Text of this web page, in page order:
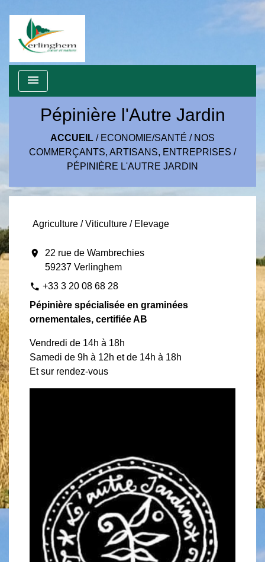
menu
Pépinière l'Autre Jardin
ACCUEIL / ECONOMIE/SANTÉ / NOS
COMMERÇANTS, ARTISANS, ENTREPRISES /
PÉPINIÈRE L'AUTRE JARDIN
Agriculture / Viticulture / Elevage
location_on
22 rue de Wambrechies
59237 Verlinghem
phone +33 3 20 08 68 28
Pépinière spécialisée en graminées
ornementales, certifiée AB
Vendredi de 14h à 18h
Samedi de 9h à 12h et de 14h à 18h
Et sur rendez-vous